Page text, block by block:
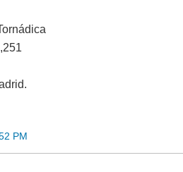
PM